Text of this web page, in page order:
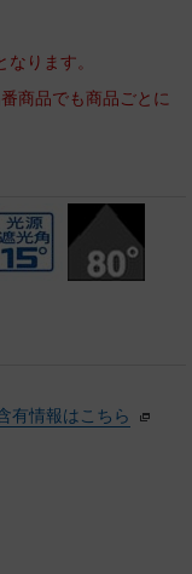
ります。
商品でも商品ごとに
有情報はこちら